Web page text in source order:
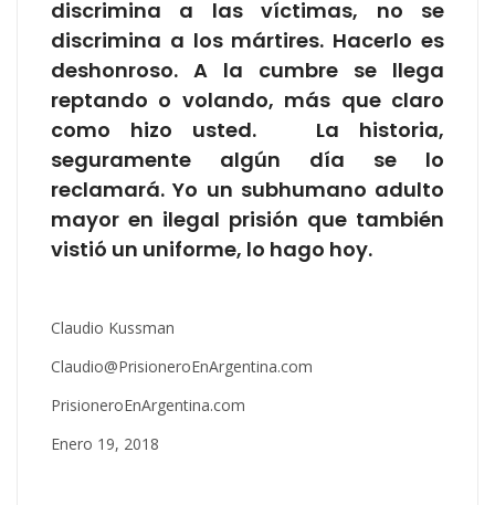
discrimina a las víctimas, no se
discrimina a los mártires. Hacerlo es
deshonroso. A la cumbre se llega
reptando o volando, más que claro
como hizo usted. La historia,
seguramente algún día se lo
reclamará. Yo un subhumano adulto
mayor en ilegal prisión que también
vistió un uniforme, lo hago hoy.
Claudio Kussman
Claudio@PrisioneroEnArgentina.com
PrisioneroEnArgentina.com
Enero 19, 2018